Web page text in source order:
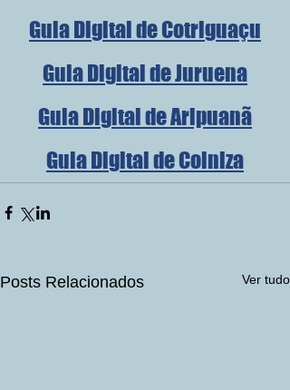
Guia Digital de Cotriguaçu
Guia Digital de Juruena
Guia Digital de Aripuanã
Guia Digital de Colniza
Posts Relacionados Ver tudo